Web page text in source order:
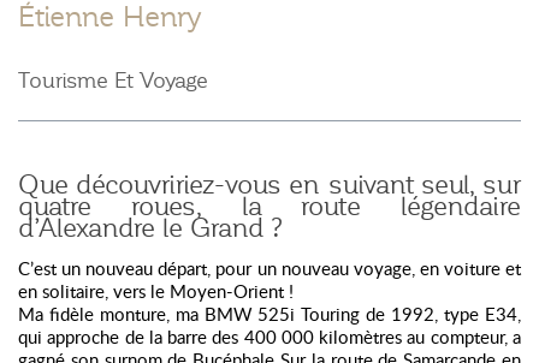
Étienne Henry
Tourisme Et Voyage
Que découvririez-vous en suivant seul, sur
quatre roues, la route légendaire
d’Alexandre le Grand ?
C’est un nouveau départ, pour un nouveau voyage, en voiture et
en solitaire, vers le Moyen-Orient !
Ma fidèle monture, ma BMW 525i Touring de 1992, type E34,
qui approche de la barre des 400 000 kilomètres au compteur, a